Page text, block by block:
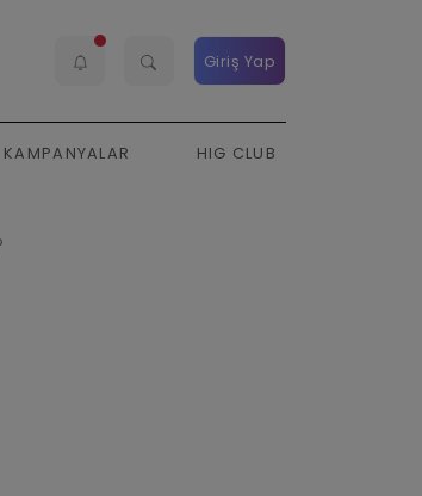
Giriş Yap
KAMPANYALAR HIG CLUB